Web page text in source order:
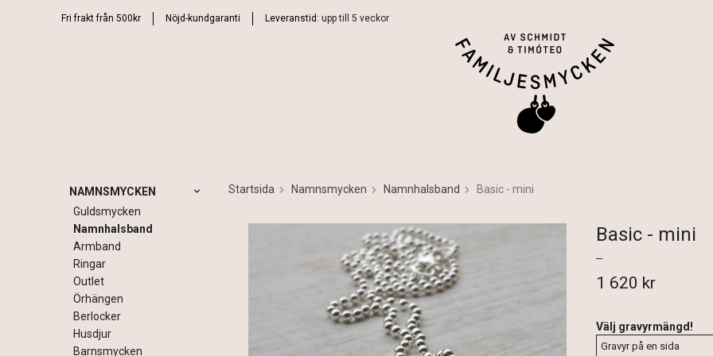
Fri frakt från 500kr Nöjd-kundgaranti Leveranstid: upp till 5 veckor
NAMNSMYCKEN
Guldsmycken
Namnhalsband
Armband
Ringar
Outlet
Örhängen
Berlocker
Husdjur
Barnsmycken
Startsida Namnsmycken Namnhalsband Basic - mini
Basic - mini
1 620 kr
Välj gravyrmängd!